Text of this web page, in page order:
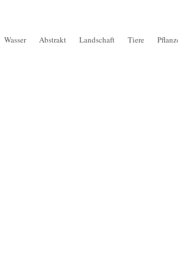
Wasser Abstrakt Landschaft Tiere